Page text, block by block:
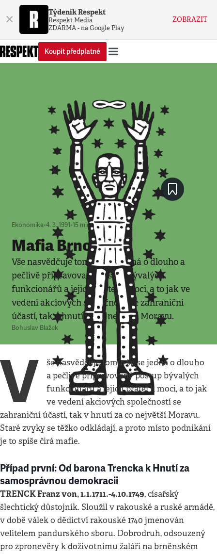
× Týdeník Respekt
Respekt Media
ZDARMA - na Google Play
ZOBRAZIT
Koupit předplatné
Ekonomika•4. 3. 1991•15 minut
Mafia Brno a.s.
Vše nasvědčuje tomu, že se jedná o dlouho a
pečlivě připravovaný postup bývalých
funkcionářů a jejich přátel k moci, a to jak ve
vedení akciových společností se zahraniční
účastí, tak v hnutí za co největší Moravu.
Bohuslav Blažek
V
še nasvědčuje tomu, že se jedná o dlouho
a pečlivě připravovaný postup bývalých
funkcionářů a jejich přátel k moci, a to jak
ve vedení akciových společností se
zahraniční účastí, tak v hnutí za co největší Moravu.
Staré zvyky se těžko odkládají, a proto místo podnikání
je to spíše čirá mafie.
Případ první: Od barona Trencka k Hnutí za
samosprávnou demokracii
TRENCK Franz von, 1.1.1711.-4.10.1749, císařský
šlechtický důstojník. Sloužil v rakouské a ruské armádě,
v době válek o dědictví rakouské 1740 jmenován
velitelem pandurského sboru. Dobrodruh, odsouzený
pro zpronevěry k doživotnímu žaláři na brněnském